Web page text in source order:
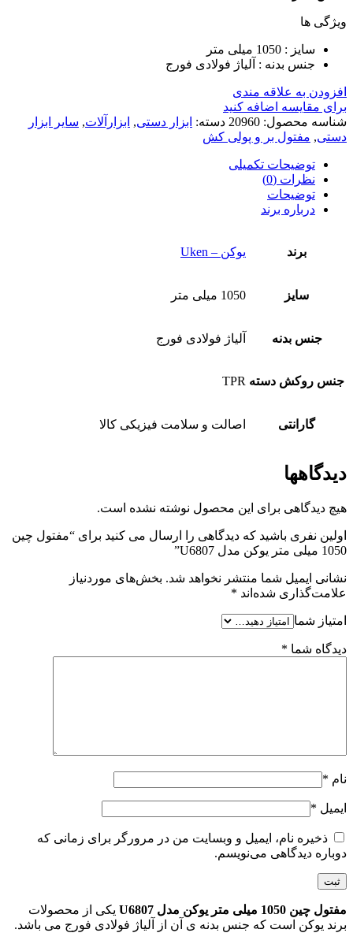
ویژگی ها
سایز : 1050 میلی متر
جنس بدنه : آلیاژ فولادی فورج
افزودن به علاقه مندی
برای مقایسه اضافه کنید
شناسه محصول: 20960 دسته: ابزار دستی, ابزارآلات, سایر ابزار
دستی, مفتول بر و پولی کش
توضیحات تکمیلی
نظرات (0)
توضیحات
درباره برند
برند یوکن – Uken
سایز 1050 میلی متر
جنس بدنه آلیاژ فولادی فورج
جنس روکش دسته TPR
گارانتی اصالت و سلامت فیزیکی کالا
دیدگاهها
هیچ دیدگاهی برای این محصول نوشته نشده است.
اولین نفری باشید که دیدگاهی را ارسال می کنید برای “مفتول چین
1050 میلی متر یوکن مدل U6807”
نشانی ایمیل شما منتشر نخواهد شد. بخش‌های موردنیاز
علامت‌گذاری شده‌اند *
امتیاز شما
دیدگاه شما *
نام *
ایمیل *
ذخیره نام، ایمیل و وبسایت من در مرورگر برای زمانی که
دوباره دیدگاهی می‌نویسم.
مفتول چین 1050 میلی متر یوکن مدل U6807
یکی از محصولات
برند یوکن است که جنس بدنه ی آن از آلیاژ فولادی فورج می باشد.